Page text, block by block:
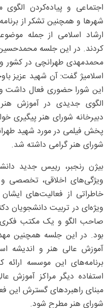
اجتماعی و پیاده‌کردن
شهرها و همچنین تشکر از
ارشاد اسلامی از جمله
کردند. در این جلسه
محمدمهدی طهرانچی در کشور و
اسلامیژ گفت: آن شهید عزیز
این شورا حضوری فعال داشت
الگوی جدیدی در آموزش
دبیرخانه شورای هنر پیگیری
پخش فیلمی در مورد شهید
شورای هنر گرامی داشته شد.
بیژن رنجبر، رییس جدید
ویژگی‌های اخلاقی، تخصصی
خاطراتی از فعالیت‌های
ویژه‌ای در تربیت دانشجویان
صاحب الگو و یک مکتب فکری
بود. در این جلسه همچنین
آموزش عالی هنر و اندیشه
برنامه‌های این موسسه ارائه
استفاده دیگر مراکز آموزش
مبنای راهبردهای گسترش این
شورای هنر مطرح شود.